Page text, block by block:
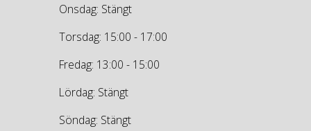
Onsdag: Stängt
Torsdag: 15:00 - 17:00
Fredag: 13:00 - 15:00
Lördag: Stängt
Söndag: Stängt